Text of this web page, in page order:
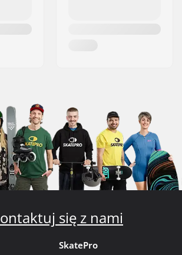
się z nami
SkatePro